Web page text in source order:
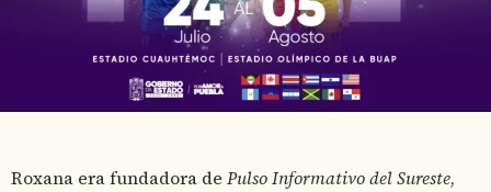
Roxana era fundadora de Pulso Informativo del Sureste,